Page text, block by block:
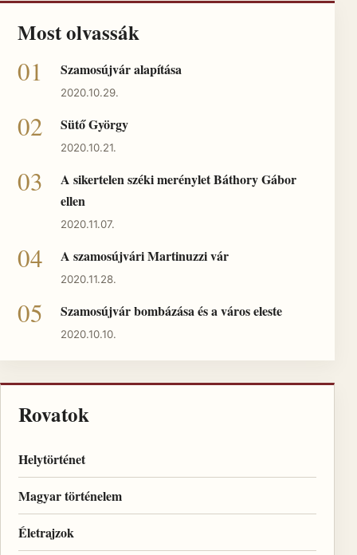
Most olvassák
Szamosújvár alapítása
2020.10.29.
Sütő György
2020.10.21.
A sikertelen széki merénylet Báthory Gábor
ellen
2020.11.07.
A szamosújvári Martinuzzi vár
2020.11.28.
Szamosújvár bombázása és a város eleste
2020.10.10.
Rovatok
Helytörténet
Magyar történelem
Életrajzok